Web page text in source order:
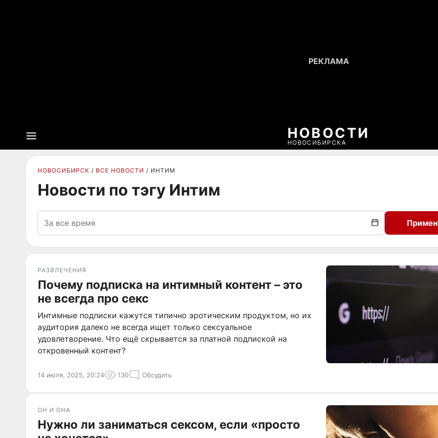
НОВОСТИ
НОВОСИБИРСКА
НОВОСИБИРСК ВСЕ НОВОСТИ ИНТИМ
Новости по тэгу Интим
РАЗВЛЕЧЕНИЯ
Почему подписка на интимный контент – это
не всегда про секс
Интимные подписки кажутся типично эротическим продуктом, но их
аудитория далеко не всегда ищет только сексуальное
удовлетворение. Что ещё скрывается за платной подпиской на
откровенный контент?
14 июля, 2025, 20:24 130 Обсудить
ОН И ОНА
Нужно ли заниматься сексом, если «просто